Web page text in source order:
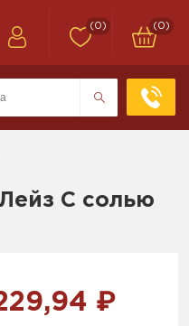
(0) (0)
С солью
₽